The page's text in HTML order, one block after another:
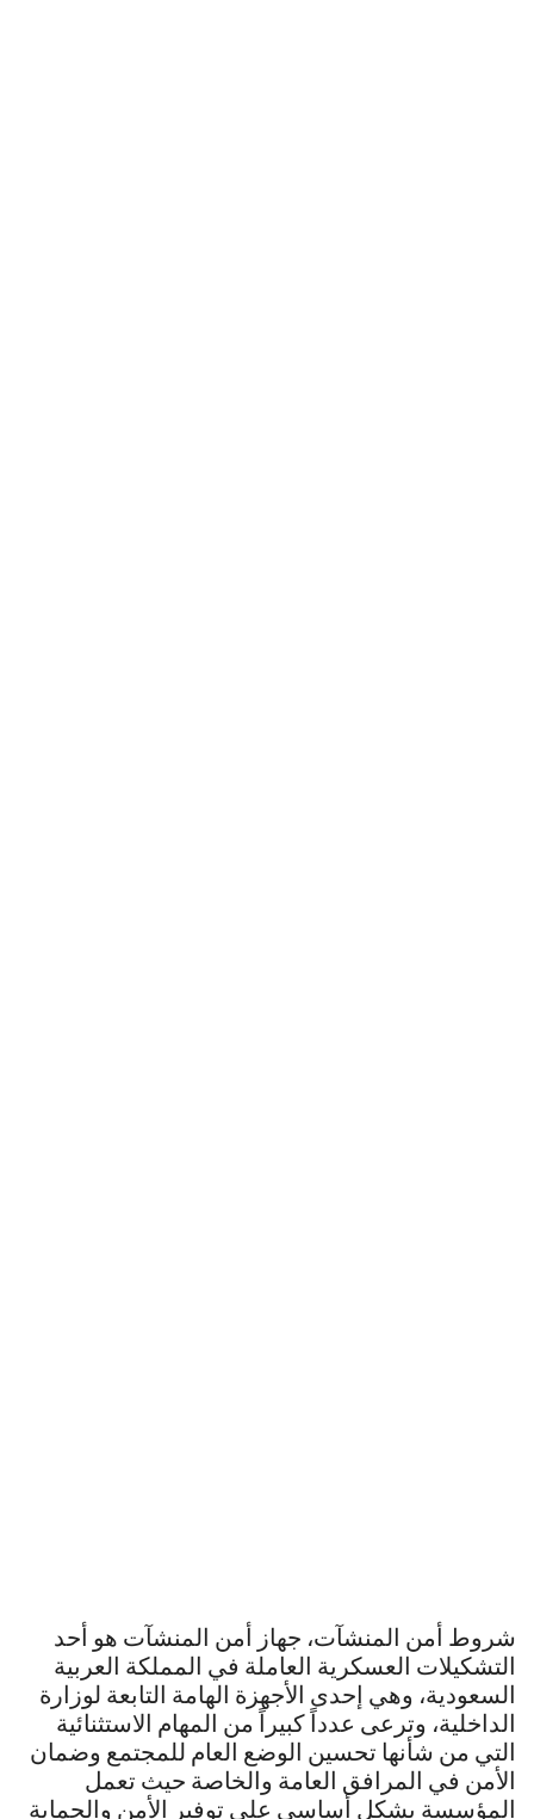
شروط أمن المنشآت، جهاز أمن المنشآت هو أحد
التشكيلات العسكرية العاملة في المملكة العربية
السعودية، وهي إحدى الأجهزة الهامة التابعة لوزارة
الداخلية، وترعى عدداً كبيراً من المهام الاستثنائية
التي من شأنها تحسين الوضع العام للمجتمع وضمان
الأمن في المرافق العامة والخاصة حيث تعمل
المؤسسة بشكل أساسي على توفير الأمن والحماية